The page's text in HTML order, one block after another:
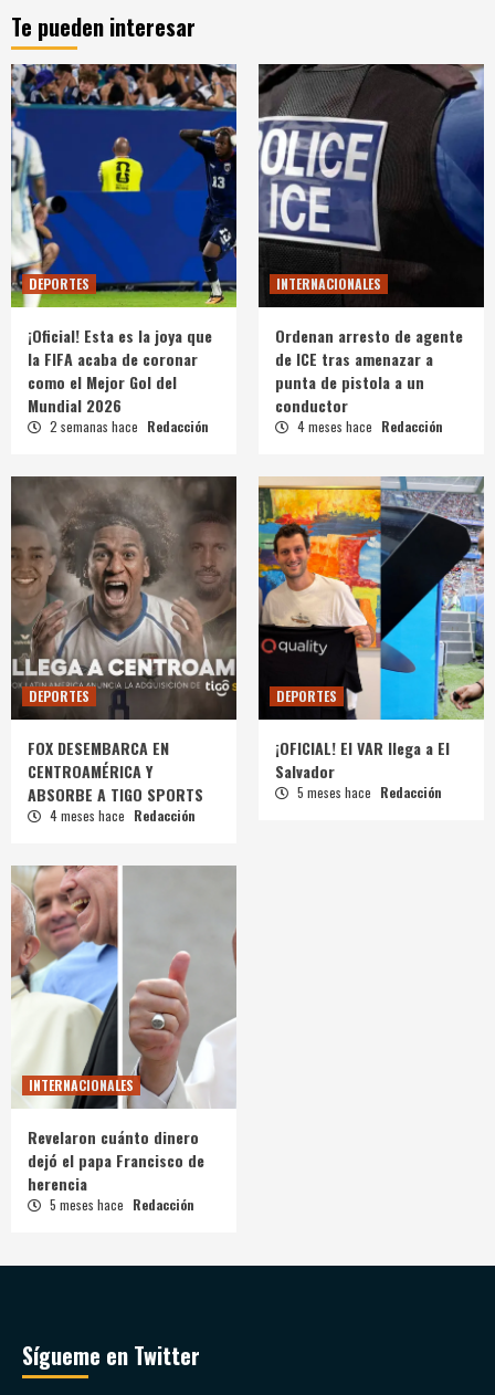
Te pueden interesar
DEPORTES
¡Oficial! Esta es la joya que
la FIFA acaba de coronar
como el Mejor Gol del
Mundial 2026
2 semanas hace Redacción
INTERNACIONALES
Ordenan arresto de agente
de ICE tras amenazar a
punta de pistola a un
conductor
4 meses hace Redacción
DEPORTES
FOX DESEMBARCA EN
CENTROAMÉRICA Y
ABSORBE A TIGO SPORTS
4 meses hace Redacción
DEPORTES
¡OFICIAL! El VAR llega a El
Salvador
5 meses hace Redacción
INTERNACIONALES
Revelaron cuánto dinero
dejó el papa Francisco de
herencia
5 meses hace Redacción
Sígueme en Twitter